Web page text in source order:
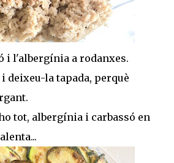
i l'albergínia a rodanxes.
deixeu-la tapada, perquè
tot, albergínia i carbassó en